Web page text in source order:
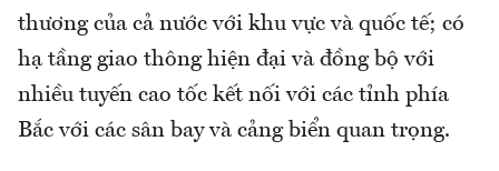
thương của cả nước với khu vực và quốc tế; có
hạ tầng giao thông hiện đại và đồng bộ với
nhiều tuyến cao tốc kết nối với các tỉnh phía
Bắc với các sân bay và cảng biển quan trọng.